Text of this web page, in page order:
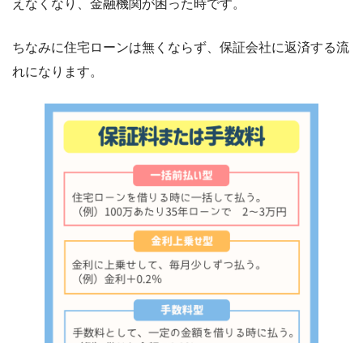
えなくなり、金融機関が困った時です。
ちなみに住宅ローンは無くならず、保証会社に返済する流
れになります。